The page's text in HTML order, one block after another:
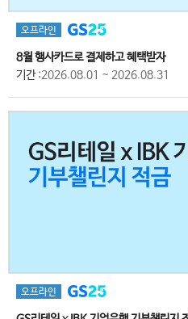
오프라인
8월 행사카드로 결제하고 혜택받자
기간:2026.08.01 ~ 2026.08.31
오프라인